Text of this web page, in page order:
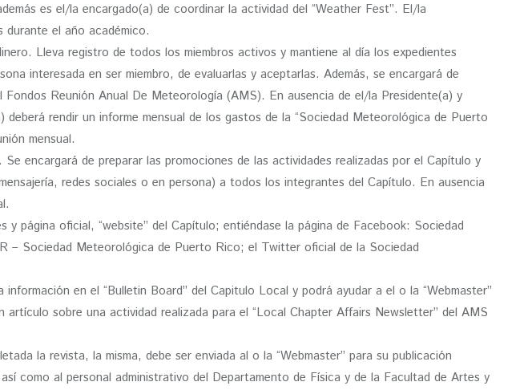
es el/la encargado(a) de coordinar la actividad del “Weather Fest”. El/la
durante el año académico.
Lleva registro de todos los miembros activos y mantiene al día los expedientes
interesada en ser miembro, de evaluarlas y aceptarlas. Además, se encargará de
Reunión Anual De Meteorología (AMS). En ausencia de el/la Presidente(a) y
rendir un informe mensual de los gastos de la “Sociedad Meteorológica de Puerto
mensual.
encargará de preparar las promociones de las actividades realizadas por el Capítulo y
redes sociales o en persona) a todos los integrantes del Capítulo. En ausencia
y página oficial, “website” del Capítulo; entiéndase la página de Facebook: Sociedad
Sociedad Meteorológica de Puerto Rico; el Twitter oficial de la Sociedad
en el “Bulletin Board” del Capitulo Local y podrá ayudar a el o la “Webmaster”
sobre una actividad realizada para el “Local Chapter Affairs Newsletter” del AMS
la revista, la misma, debe ser enviada al o la “Webmaster” para su publicación
como al personal administrativo del Departamento de Física y de la Facultad de Artes y